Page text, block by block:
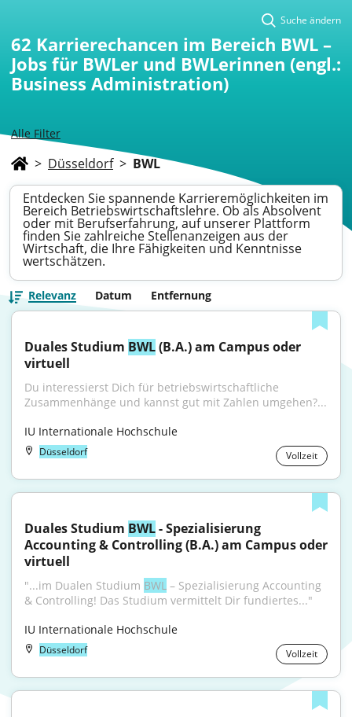
Alle Filter
Suche ändern
62 Karrierechancen im Bereich BWL –
Jobs für BWLer und BWLerinnen (engl.:
Business Administration)
> Düsseldorf > BWL
Entdecken Sie spannende Karrieremöglichkeiten im
Bereich Betriebswirtschaftslehre. Ob als Absolvent
oder mit Berufserfahrung, auf unserer Plattform
finden Sie zahlreiche Stellenanzeigen aus der
Wirtschaft, die Ihre Fähigkeiten und Kenntnisse
wertschätzen.
Relevanz Datum Entfernung
Duales Studium BWL (B.A.) am Campus oder
virtuell
Du interessierst Dich für betriebswirtschaftliche
Zusammenhänge und kannst gut mit Zahlen umgehen?...
IU Internationale Hochschule
Düsseldorf Vollzeit
Duales Studium BWL - Spezialisierung
Accounting & Controlling (B.A.) am Campus oder
virtuell
"...im Dualen Studium BWL – Spezialisierung Accounting
& Controlling! Das Studium vermittelt Dir fundiertes..."
IU Internationale Hochschule
Düsseldorf Vollzeit